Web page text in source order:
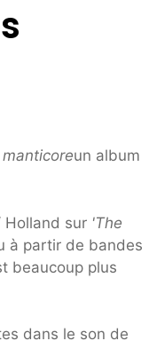
un album
Holland sur 'The
à partir de bandes
beaucoup plus
dans le son de